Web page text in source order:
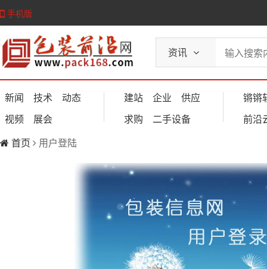
手机版
资讯
新闻 技术
动态
视频
展会
建站 企业
供应
求购
二手设备
锵锵
前沿
首页
用户登陆